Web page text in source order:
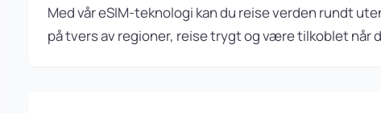
Med vår eSIM-teknologi kan du reise verden rundt
på tvers av regioner, reise trygt og være tilkoblet når